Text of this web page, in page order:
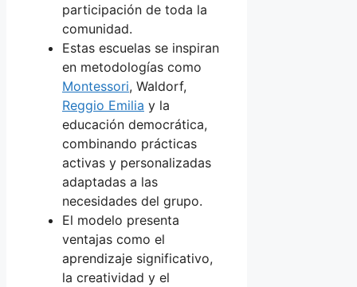
participación de toda la
comunidad.
Estas escuelas se inspiran
en metodologías como
Montessori, Waldorf,
Reggio Emilia y la
educación democrática,
combinando prácticas
activas y personalizadas
adaptadas a las
necesidades del grupo.
El modelo presenta
ventajas como el
aprendizaje significativo,
la creatividad y el